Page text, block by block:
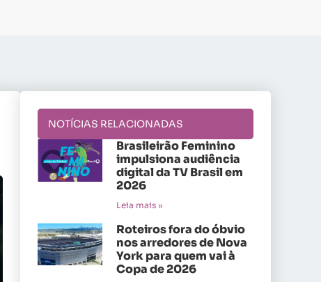
NOTÍCIAS RELACIONADAS
Brasileirão Feminino
impulsiona audiência
digital da TV Brasil em
2026
Leia mais »
Roteiros fora do óbvio
nos arredores de Nova
York para quem vai à
Copa de 2026